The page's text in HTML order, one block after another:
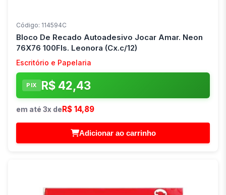
Código: 114594C
Bloco De Recado Autoadesivo Jocar Amar. Neon
76X76 100Fls. Leonora (Cx.c/12)
Escritório e Papelaria
PIX R$ 42,43
em até 3x deR$ 14,89
Adicionar ao carrinho